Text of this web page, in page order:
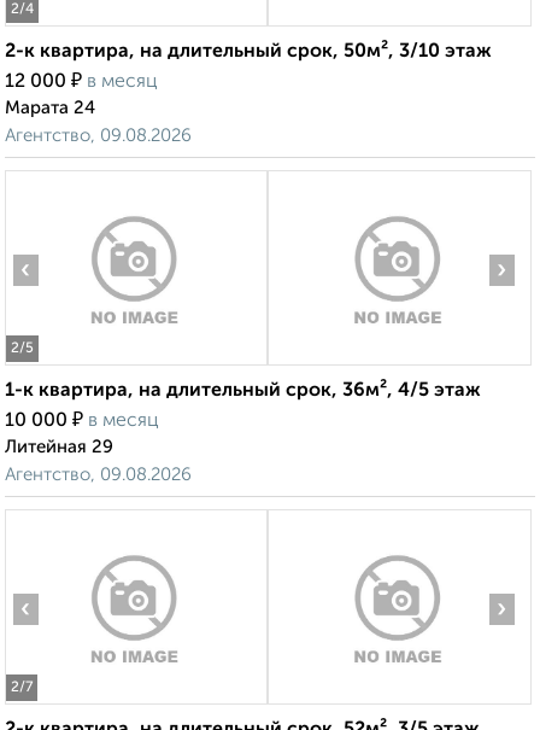
2/4
2-к квартира, на длительный срок, 50м², 3/10 этаж
12 000 ₽ в месяц
Марата 24
Агентство, 09.08.2026
2/5
‹ ›
1-к квартира, на длительный срок, 36м², 4/5 этаж
10 000 ₽ в месяц
Литейная 29
Агентство, 09.08.2026
2/7
‹ ›